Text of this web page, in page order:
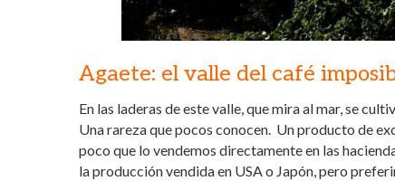
Agaete: el valle del café
En las laderas de este valle, que mira al mar, se
Una rareza que pocos conocen. Un producto de
poco que lo vendemos directamente en las
la producción vendida en USA o Japón, pero